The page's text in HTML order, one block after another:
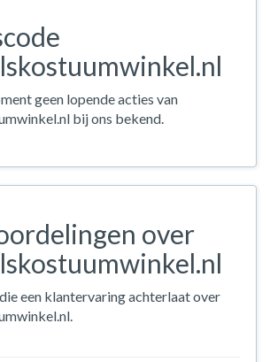
geen lopende acties van
bij ons bekend.
over
een klantervaring achterlaat over